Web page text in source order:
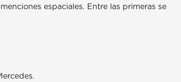
espaciales. Entre las primeras se